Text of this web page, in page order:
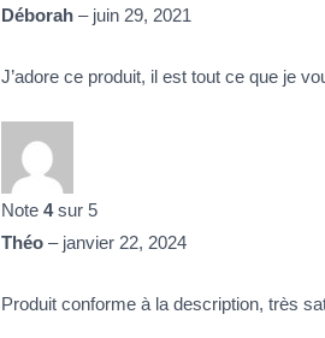
Déborah– juin 29, 2021
J’adore ce produit, il est tout ce que je
Note4sur 5
Théo– janvier 22, 2024
Produit conforme à la description, très